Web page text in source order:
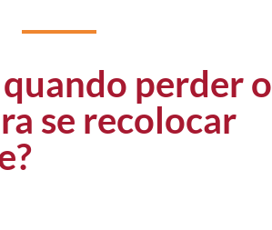
perder o
se recolocar